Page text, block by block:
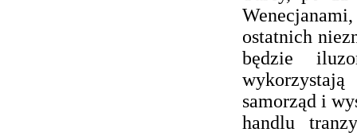
ostatnich
będzie
samorząd i
handlu